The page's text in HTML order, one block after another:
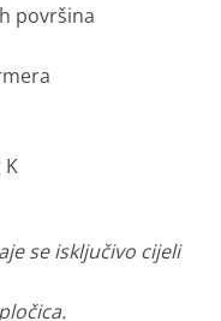
površina
K
se isključivo cijeli